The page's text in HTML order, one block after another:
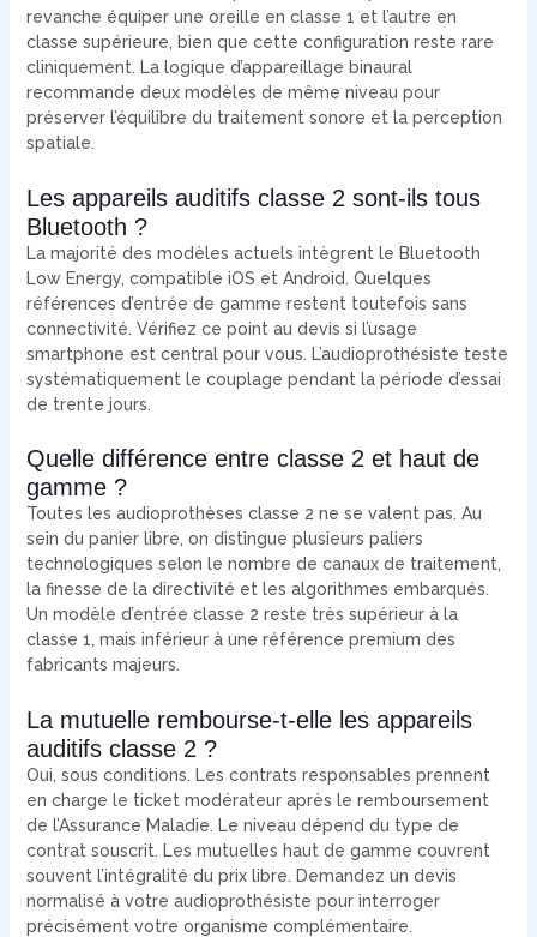
revanche équiper une oreille en classe 1 et l’autre en
classe supérieure, bien que cette configuration reste rare
cliniquement. La logique d’appareillage binaural
recommande deux modèles de même niveau pour
préserver l’équilibre du traitement sonore et la perception
spatiale.
Les appareils auditifs classe 2 sont-ils tous
Bluetooth ?
La majorité des modèles actuels intègrent le Bluetooth
Low Energy, compatible iOS et Android. Quelques
références d’entrée de gamme restent toutefois sans
connectivité. Vérifiez ce point au devis si l’usage
smartphone est central pour vous. L’audioprothésiste teste
systématiquement le couplage pendant la période d’essai
de trente jours.
Quelle différence entre classe 2 et haut de
gamme ?
Toutes les audioprothèses classe 2 ne se valent pas. Au
sein du panier libre, on distingue plusieurs paliers
technologiques selon le nombre de canaux de traitement,
la finesse de la directivité et les algorithmes embarqués.
Un modèle d’entrée classe 2 reste très supérieur à la
classe 1, mais inférieur à une référence premium des
fabricants majeurs.
La mutuelle rembourse-t-elle les appareils
auditifs classe 2 ?
Oui, sous conditions. Les contrats responsables prennent
en charge le ticket modérateur après le remboursement
de l’Assurance Maladie. Le niveau dépend du type de
contrat souscrit. Les mutuelles haut de gamme couvrent
souvent l’intégralité du prix libre. Demandez un devis
normalisé à votre audioprothésiste pour interroger
précisément votre organisme complémentaire.